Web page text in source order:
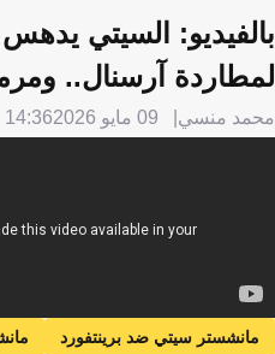
بالفيديو: السيتي
لمطاردة آرسنال..
محمد منسي 09 مايو 2026 14:36
مانشستر سيتي ضد برينتفورد